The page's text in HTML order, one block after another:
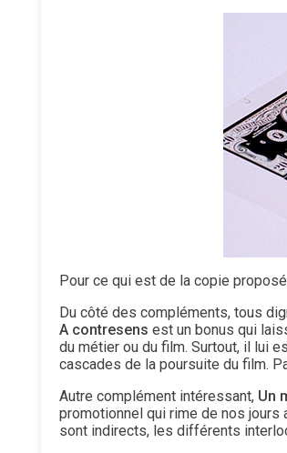
Pour ce qui est de la copie
Du côté des compléments, tous
A contresens est un bonus qui
du métier ou du film. Surtout, il lui
cascades de la poursuite du film.
Autre complément intéressant, Un
promotionnel qui rime de nos
sont indirects, les différents